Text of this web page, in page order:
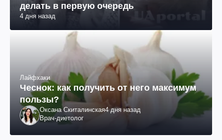
делать в первую очередь
4 дня назад
Лайфхаки
Чеснок: как получить от него максимум
пользы?
Оксана Скиталинская4 дня назад
Врач-диетолог